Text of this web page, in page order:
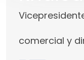
comercial y